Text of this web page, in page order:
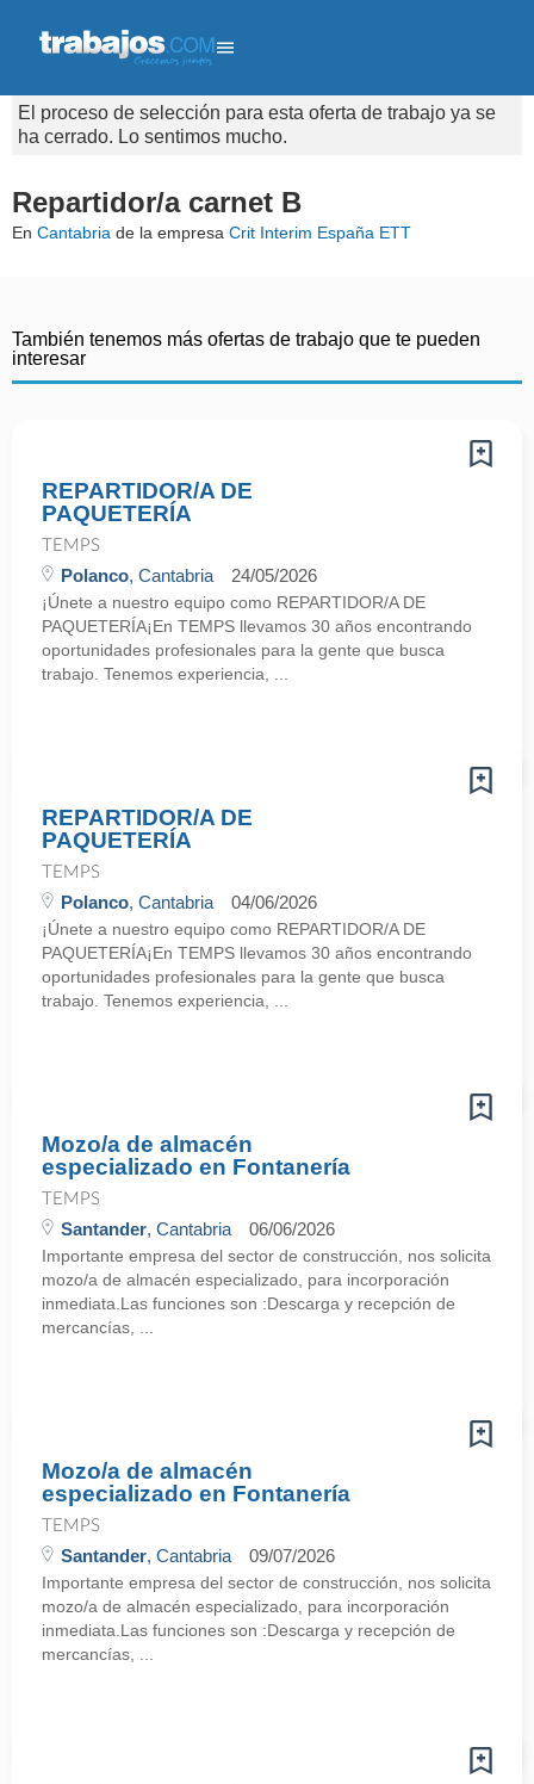
El proceso de selección para esta oferta de trabajo ya se
ha cerrado. Lo sentimos mucho.
Repartidor/a carnet B
En Cantabria de la empresa Crit Interim España ETT
También tenemos más ofertas de trabajo que te pueden
interesar
REPARTIDOR/A DE
PAQUETERÍA
TEMPS
Polanco, Cantabria 24/05/2026
¡Únete a nuestro equipo como REPARTIDOR/A DE
PAQUETERÍA¡En TEMPS llevamos 30 años encontrando
oportunidades profesionales para la gente que busca
trabajo. Tenemos experiencia, ...
REPARTIDOR/A DE
PAQUETERÍA
TEMPS
Polanco, Cantabria 04/06/2026
¡Únete a nuestro equipo como REPARTIDOR/A DE
PAQUETERÍA¡En TEMPS llevamos 30 años encontrando
oportunidades profesionales para la gente que busca
trabajo. Tenemos experiencia, ...
Mozo/a de almacén
especializado en Fontanería
TEMPS
Santander, Cantabria 06/06/2026
Importante empresa del sector de construcción, nos solicita
mozo/a de almacén especializado, para incorporación
inmediata.Las funciones son :Descarga y recepción de
mercancías, ...
Mozo/a de almacén
especializado en Fontanería
TEMPS
Santander, Cantabria 09/07/2026
Importante empresa del sector de construcción, nos solicita
mozo/a de almacén especializado, para incorporación
inmediata.Las funciones son :Descarga y recepción de
mercancías, ...